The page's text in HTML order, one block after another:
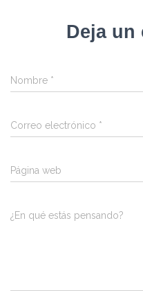
Deja un
Nombre *
Correo electrónico *
Página web
¿En qué estás pensando?